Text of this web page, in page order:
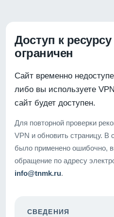
Доступ к
ограничен
Сайт временно
либо вы используете
сайт будет доступен.
Для повторной проверки
VPN и обновить страницу. В
было применено ошибочно,
обращение по адресу
info@tnmk.ru.
СВЕДЕНИЯ